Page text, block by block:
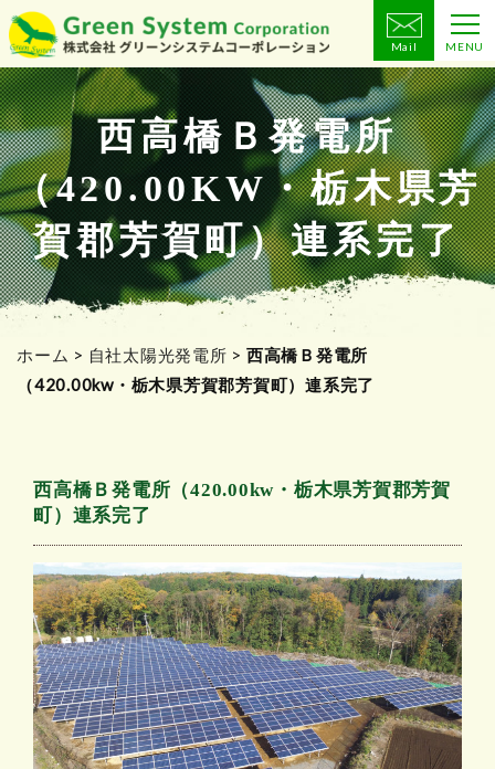
コ
ン
テ
ン
ツ
へ
ス
キ
ッ
プ
Mail MENU
西高橋Ｂ発電所
（420.00KW・栃木県芳
賀郡芳賀町）連系完了
ホーム > 自社太陽光発電所 > 西高橋Ｂ発電所
（420.00kw・栃木県芳賀郡芳賀町）連系完了
西高橋Ｂ発電所（420.00kw・栃木県芳賀郡芳賀
町）連系完了